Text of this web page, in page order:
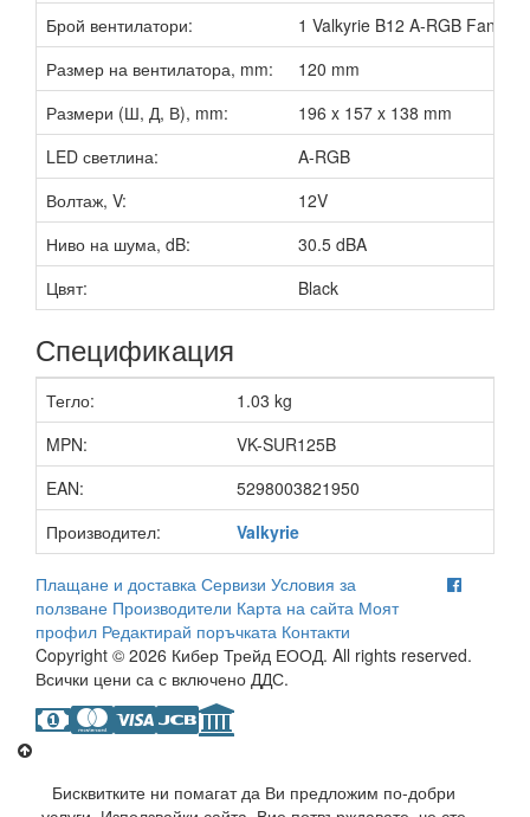
Брой вентилатори:
1 Valkyrie B12 A-RGB Fan
Размер на вентилатора, mm:
120 mm
Размери (Ш, Д, В), mm:
196 x 157 x 138 mm
LED светлина:
A-RGB
Волтаж, V:
12V
Ниво на шума, dB:
30.5 dBA
Цвят:
Black
Спецификация
Тегло:
1.03 kg
MPN:
VK-SUR125B
EAN:
5298003821950
Производител:
Valkyrie
Плащане и доставка Сервизи Условия за
ползване Производители Карта на сайта Моят
профил Редактирай поръчката Контакти
Copyright © 2026 Кибер Трейд ЕООД. All rights reserved.
Всички цени са с включено ДДС.
Бисквитките ни помагат да Ви предложим по-добри